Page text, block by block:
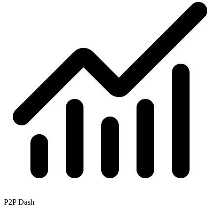
P2P Dash